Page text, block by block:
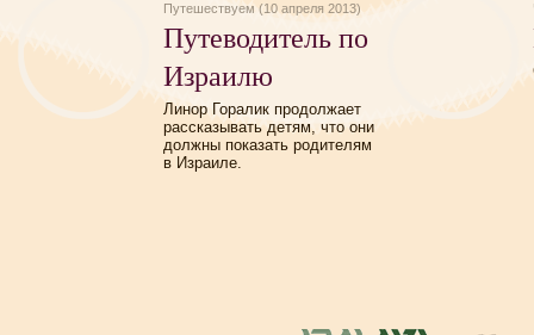
Путешествуем (10 апреля 2013)
Путеводитель по
Израилю
Линор Горалик продолжает
рассказывать детям, что они
должны показать родителям
в Израиле.